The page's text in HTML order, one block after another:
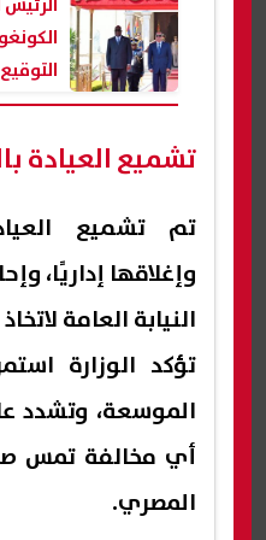
تشميع العيادة
تم تشميع
وإغلاقها إداريًا،
النيابة العامة
تؤكد الوزارة
الموسعة، وتشدد
أي مخالفة تمس
المصري.